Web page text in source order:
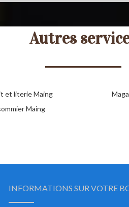
Autres
et literie Maing
Maing
INFORMATIONS SUR VOTRE